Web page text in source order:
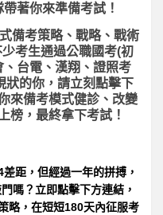
著你來準備考試！
備考策略、戰略、戰術
考生通過公職國考(初
台電、漢翔、證照考
狀的你，請立刻點擊下
來備考模式健診、改變
榜，最終拿下考試！
距，但經過一年的拼搏，
嗎？立即點擊下方連結，
略，在短短180天內征服考